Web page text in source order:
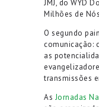
JMJ, do WYD
Milhões de
O segundo
comunicação:
as
transmissões
As Jornadas